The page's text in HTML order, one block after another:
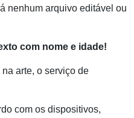
nenhum arquivo editável ou
com nome e idade!
arte, o serviço de
com os dispositivos,